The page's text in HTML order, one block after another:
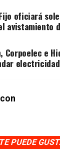
oficiará
avistamiento
Corpoelec e
TE PUEDE